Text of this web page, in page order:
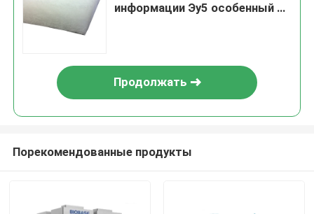
информации Эу5 особенный на
Продолжать
Порекомендованные продукты